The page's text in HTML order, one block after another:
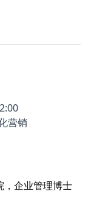
营销
企业管理博士